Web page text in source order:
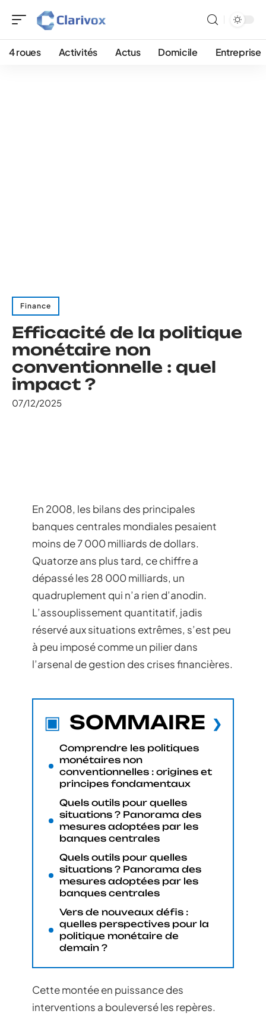
4 roues Activités Actus Domicile Entreprise
Finance
Efficacité de la politique
monétaire non
conventionnelle : quel
impact ?
07/12/2025
En 2008, les bilans des principales
banques centrales mondiales pesaient
moins de 7 000 milliards de dollars.
Quatorze ans plus tard, ce chiffre a
dépassé les 28 000 milliards, un
quadruplement qui n’a rien d’anodin.
L’assouplissement quantitatif, jadis
réservé aux situations extrêmes, s’est peu
à peu imposé comme un pilier dans
l’arsenal de gestion des crises financières.
SOMMAIRE
Comprendre les politiques
monétaires non
conventionnelles : origines et
principes fondamentaux
Quels outils pour quelles
situations ? Panorama des
mesures adoptées par les
banques centrales
Quels outils pour quelles
situations ? Panorama des
mesures adoptées par les
banques centrales
Vers de nouveaux défis :
quelles perspectives pour la
politique monétaire de
demain ?
Cette montée en puissance des
interventions a bouleversé les repères.